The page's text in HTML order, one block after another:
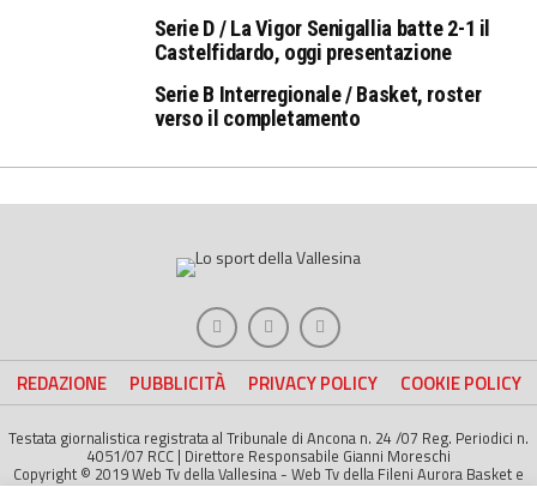
Serie D / La Vigor Senigallia batte 2-1 il
Castelfidardo, oggi presentazione
Serie B Interregionale / Basket, roster
verso il completamento
REDAZIONE PUBBLICITÀ PRIVACY POLICY COOKIE POLICY
Testata giornalistica registrata al Tribunale di Ancona n. 24 /07 Reg. Periodici n.
4051/07 RCC | Direttore Responsabile Gianni Moreschi
Copyright © 2019 Web Tv della Vallesina - Web Tv della Fileni Aurora Basket e